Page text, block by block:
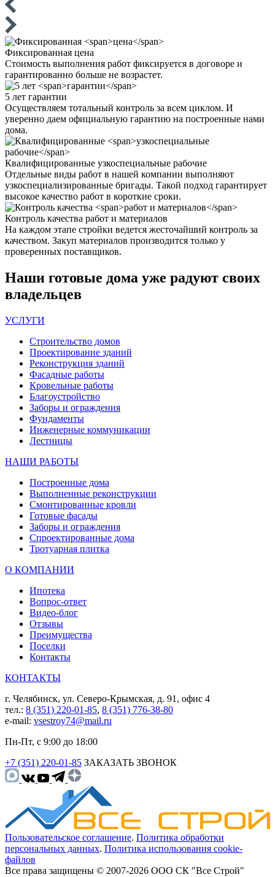
Фиксированная цена
Стоимость выполнения работ фиксируется в договоре и
гарантированно больше не возрастет.
5 лет гарантии
Осуществляем тотальный контроль за всем циклом. И
уверенно даем официальную гарантию на построенные нами
дома.
Квалифицированные узкоспециальные рабочие
Отдельные виды работ в нашей компании выполняют
узкоспециализированные бригады. Такой подход гарантирует
высокое качество работ в короткие сроки.
Контроль качества работ и материалов
На каждом этапе стройки ведется жесточайший контроль за
качеством. Закуп материалов производится только у
проверенных поставщиков.
Наши готовые дома уже радуют своих
владельцев
УСЛУГИ
Строительство домов
Проектирование зданий
Реконструкция зданий
Фасадные работы
Кровельные работы
Благоустройство
Заборы и ограждения
Фундаменты
Инженерные коммуникации
Лестницы
НАШИ РАБОТЫ
Построенные дома
Выполненные реконструкции
Смонтированные кровли
Готовые фасады
Заборы и ограждения
Спроектированные дома
Тротуарная плитка
О КОМПАНИИ
Ипотека
Вопрос-ответ
Видео-блог
Отзывы
Преимущества
Поселки
Контакты
КОНТАКТЫ
г. Челябинск, ул. Северо-Крымская, д. 91, офис 4
тел.: 8 (351) 220-01-85, 8 (351) 776-38-80
e-mail: vsestroy74@mail.ru
Пн-Пт, с 9:00 до 18:00
+7 (351) 220-01-85 ЗАКАЗАТЬ ЗВОНОК
Пользовательское соглашение. Политика обработки
персональных данных. Политика использования cookie-
файлов
Все права защищены © 2007-2026 ООО СК "Все Строй"